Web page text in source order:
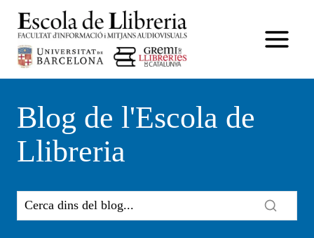
contingut
Blog de l'Escola de
Llibreria